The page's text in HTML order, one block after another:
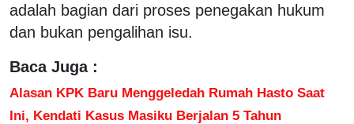
adalah bagian dari proses penegakan hukum
dan bukan pengalihan isu.
Baca Juga :
Alasan KPK Baru Menggeledah Rumah Hasto Saat
Ini, Kendati Kasus Masiku Berjalan 5 Tahun